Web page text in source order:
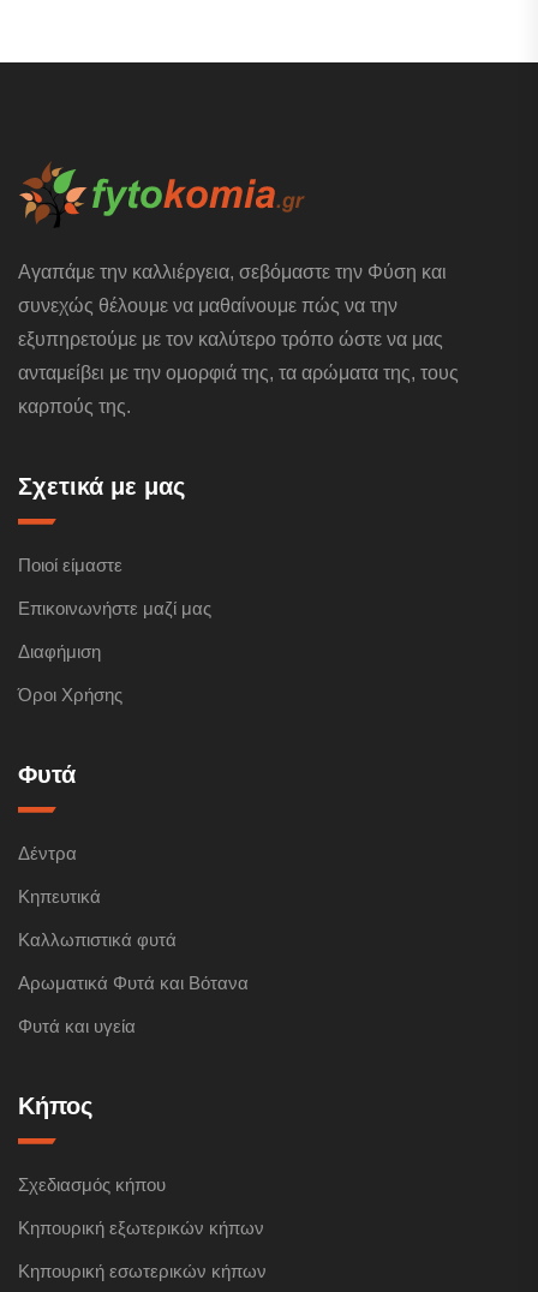
Αγαπάμε την καλλιέργεια, σεβόμαστε την Φύση και
συνεχώς θέλουμε να μαθαίνουμε πώς να την
εξυπηρετούμε με τον καλύτερο τρόπο ώστε να μας
ανταμείβει με την ομορφιά της, τα αρώματα της, τους
καρπούς της.
Σχετικά με μας
Ποιοί είμαστε
Επικοινωνήστε μαζί μας
Διαφήμιση
Όροι Χρήσης
Φυτά
Δέντρα
Κηπευτικά
Καλλωπιστικά φυτά
Αρωματικά Φυτά και Βότανα
Φυτά και υγεία
Κήπος
Σχεδιασμός κήπου
Κηπουρική εξωτερικών κήπων
Κηπουρική εσωτερικών κήπων